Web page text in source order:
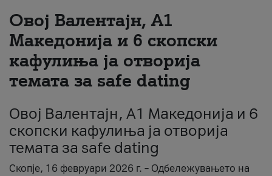
Овој Валентајн, A1
Македонија и 6 скопски
кафулиња ја отворија
темата за safe dating
Овој Валентајн, A1 Македонија и 6
скопски кафулиња ја отворија
темата за safe dating
Скопје, 16 февруари 2026 г. – Одбележувањето на